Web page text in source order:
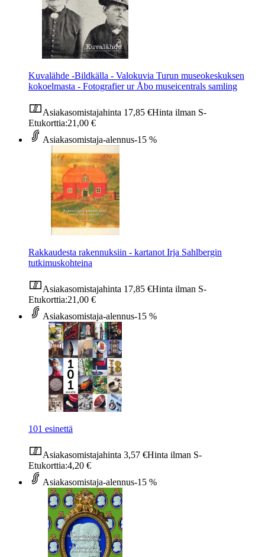
Kuvalähde -Bildkälla - Valokuvia Turun museokeskuksen
kokoelmasta - Fotografier ur Åbo museicentrals samling
Asiakasomistajahinta 17,85 €Hinta ilman S-
Etukorttia:21,00 €
Asiakasomistaja-alennus-15 %
Rakkaudesta rakennuksiin - kartanot Irja Sahlbergin
tutkimuskohteina
Asiakasomistajahinta 17,85 €Hinta ilman S-
Etukorttia:21,00 €
Asiakasomistaja-alennus-15 %
101 esinettä
Asiakasomistajahinta 3,57 €Hinta ilman S-
Etukorttia:4,20 €
Asiakasomistaja-alennus-15 %